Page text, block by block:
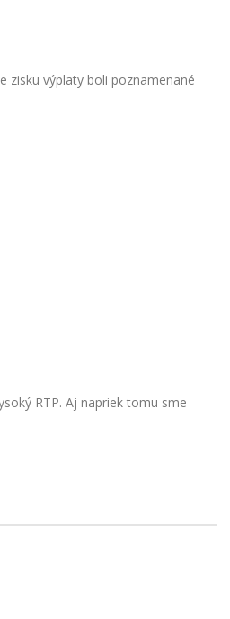
zisku výplaty boli poznamenané
RTP. Aj napriek tomu sme